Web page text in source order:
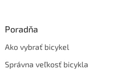
Poradňa
Ako vybrať bicykel
Správna veľkosť bicykla